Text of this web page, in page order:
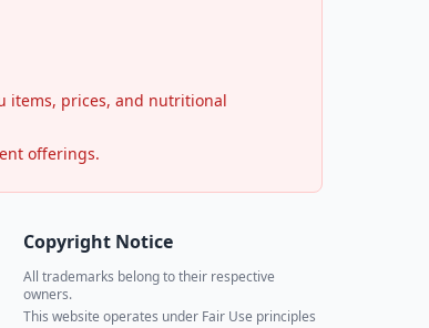
items, prices, and nutritional
offerings.
Copyright Notice
All trademarks belong to their respective
owners.
This website operates under Fair Use principles